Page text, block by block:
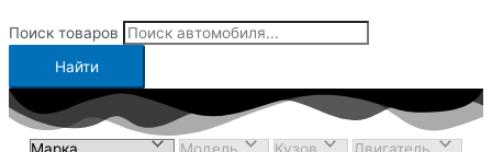
Поиск товаров
Найти